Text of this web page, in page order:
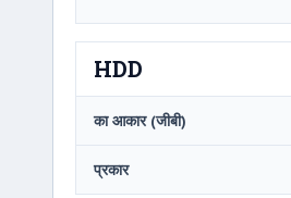
HDD
का आकार (जीबी)
प्रकार